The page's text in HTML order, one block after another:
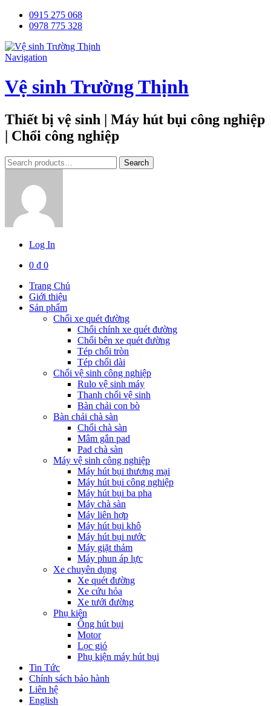
0915 275 068
0978 775 328
Navigation
Vệ sinh Trường Thịnh
Thiết bị vệ sinh | Máy hút bụi công nghiệp
| Chổi công nghiệp
Tìm
kiếm:
Search
Log In
0 ₫ 0
Trang Chủ
Giới thiệu
Sản phẩm
Chổi xe quét đường
Chổi chính xe quét đường
Chổi bên xe quét đường
Tép chổi tròn
Tép chổi dài
Chổi vệ sinh công nghiệp
Rulo vệ sinh máy
Thanh chổi vệ sinh
Bàn chải con bò
Bàn chải chà sàn
Chổi chà sàn
Mâm gắn pad
Pad chà sàn
Máy vệ sinh công nghiệp
Máy hút bụi thương mại
Máy hút bụi công nghiệp
Máy hút bụi ba pha
Máy chà sàn
Máy liên hợp
Máy hút bụi khô
Máy hút bụi nước
Máy giặt thảm
Máy phun áp lực
Xe chuyên dụng
Xe quét đường
Xe cứu hỏa
Xe tưới đường
Phụ kiện
Ống hút bụi
Motor
Lọc gió
Phụ kiện máy hút bụi
Tin Tức
Chính sách bảo hành
Liên hệ
English